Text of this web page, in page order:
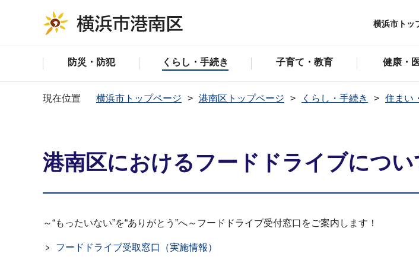
横浜市トッ
防災・防犯 くらし・手続き 子育て・教育 健康・
現在位置 横浜市トップページ 港南区トップページ くらし・手続き 住まい
港南区におけるフードドライブについ
～“もったいない”を“ありがとう”へ～フードドライブ受付窓口をご案内します！
フードドライブ受取窓口（実施情報）